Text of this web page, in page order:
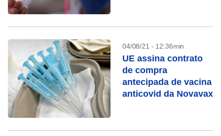
04/08/21 - 12:36min
UE assina contrato
de compra
antecipada de vacina
anticovid da Novavax